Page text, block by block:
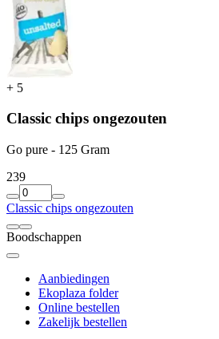
+ 5
Classic chips ongezouten
Go pure - 125 Gram
239
Classic chips ongezouten
Boodschappen
Aanbiedingen
Ekoplaza folder
Online bestellen
Zakelijk bestellen